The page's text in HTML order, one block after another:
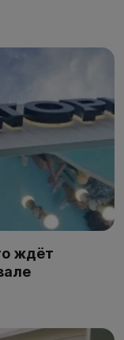
ждёт